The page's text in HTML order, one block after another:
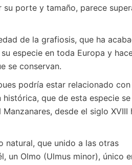
porte y tamaño, parece
de la grafiosis, que ha
especie en toda Europa y
se conservan.
podría estar relacionado con
que de esta especie
desde el siglo XVIII
natural, que unido a las otras
un Olmo (Ulmus minor), único